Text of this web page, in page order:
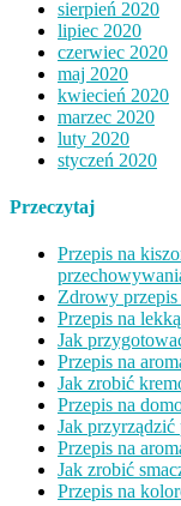
sierpień 2020
lipiec 2020
czerwiec 2020
maj 2020
kwiecień 2020
marzec 2020
luty 2020
styczeń 2020
Przeczytaj
Przepis na
Zdrowy przepis
Przepis na
Jak
Przepis na
Jak zrobić
Przepis na
Jak
Przepis na
Jak zrobić
Przepis na